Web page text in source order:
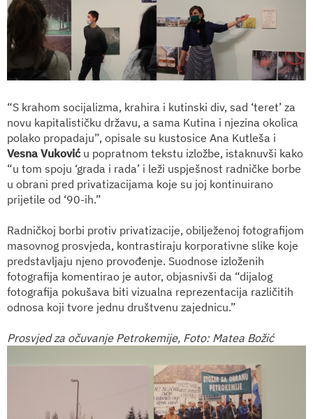
“S krahom socijalizma, krahira i kutinski div, sad ‘teret’ za
novu kapitalističku državu, a sama Kutina i njezina okolica
polako propadaju”, opisale su kustosice Ana Kutleša i
Vesna Vukoviću popratnom tekstu izložbe, istaknuvši kako
“u tom spoju ‘grada i rada’ i leži uspješnost radničke borbe
u obrani pred privatizacijama koje su joj kontinuirano
prijetile od ‘90-ih.”
Radničkoj borbi protiv privatizacije, obilježenoj fotografijom
masovnog prosvjeda, kontrastiraju korporativne slike koje
predstavljaju njeno provođenje. Suodnose izloženih
fotografija komentirao je autor, objasnivši da “dijalog
fotografija pokušava biti vizualna reprezentacija različitih
odnosa koji tvore jednu društvenu zajednicu.”
Prosvjed za očuvanje Petrokemije, Foto: Matea Božić